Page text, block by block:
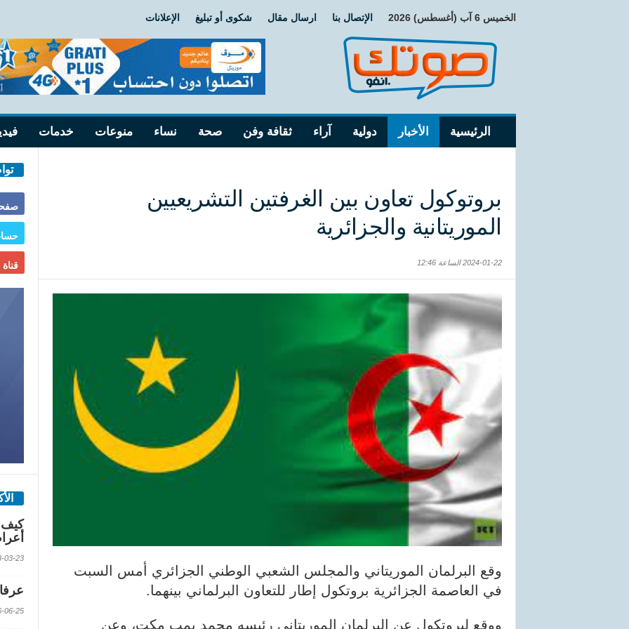
الخميس 6 آب (أغسطس) 2026 الإتصال بنا ارسال مقال شكوى أو تبليغ الإعلانات
الرئيسية الأخبار دولية آراء ثقافة وفن صحة نساء منوعات خدمات
بروتوكول تعاون بين الغرفتين التشريعيين
الموريتانية والجزائرية
2024-01-22 الساعة 12:46
وقع البرلمان الموريتاني والمجلس الشعبي الوطني الجزائري أمس السبت
في العاصمة الجزائرية بروتكول إطار للتعاون البرلماني بينهما.
ووقع لبروتكول عن البرلمان الموريتاني رئيسه محمد بمب مكت، وعن
2018-03-23
2016-06-25